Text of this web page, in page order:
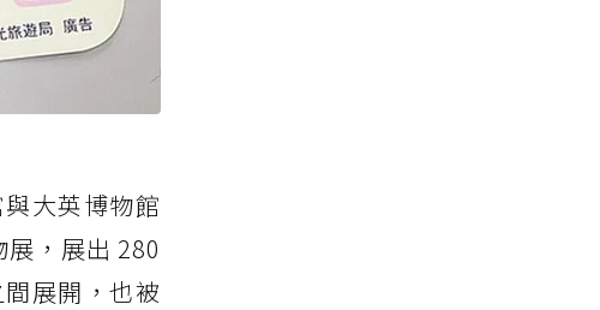
大英博物館
，展出 280
展開，也被